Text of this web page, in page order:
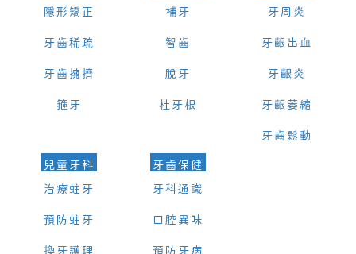
隱形矯正
牙齒稀疏
牙齒擁擠
箍牙
補牙
智齒
脫牙
杜牙根
牙周炎
牙齦出血
牙齦炎
牙齦萎縮
牙齒鬆動
兒童牙科
治療蛀牙
預防蛀牙
換牙護理
牙齒保健
牙科通識
口腔異味
預防牙病